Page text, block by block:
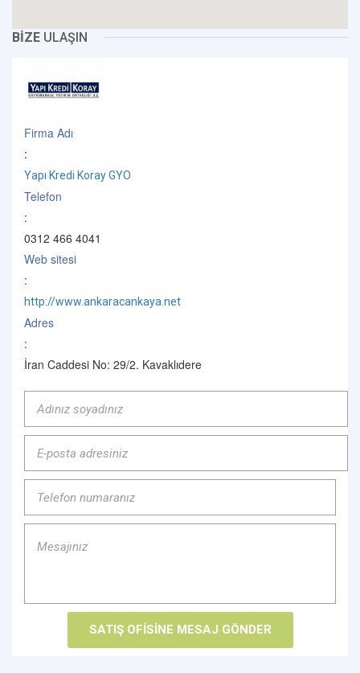
BİZE ULAŞIN
Firma Adı
:
Yapı Kredi Koray GYO
Telefon
:
0312 466 4041
Web sitesi
:
http://www.ankaracankaya.net
Adres
:
İran Caddesi No: 29/2. Kavaklıdere